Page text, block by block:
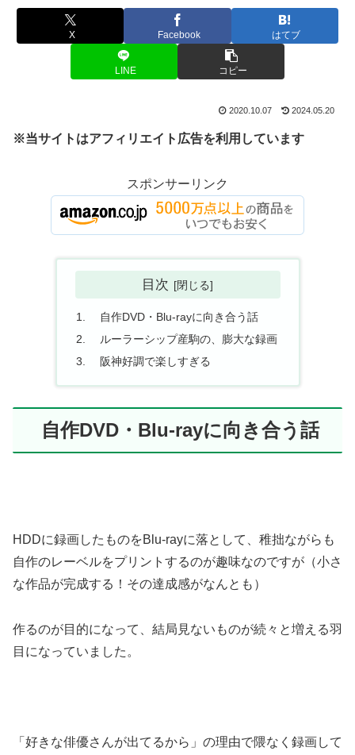
X Facebook はてブ
LINE コピー
2020.10.07 2024.05.20
※当サイトはアフィリエイト広告を利用しています
スポンサーリンク
目次
自作DVD・Blu-rayに向き合う話
ルーラーシップ産駒の、膨大な録画
阪神好調で楽しすぎる
自作DVD・Blu-rayに向き合う話
HDDに録画したものをBlu-rayに落として、稚拙ながらも
自作のレーベルをプリントするのが趣味なのですが（小さ
な作品が完成する！その達成感がなんとも）
作るのが目的になって、結局見ないものが続々と増える羽
目になっていました。
「好きな俳優さんが出てるから」の理由で隈なく録画して